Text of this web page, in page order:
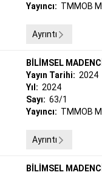
Yayıncı: TMMOB
Ayrıntı
BİLİMSEL
Yayın Tarihi: 2024
Yıl: 2024
Sayı: 63/1
Yayıncı: TMMOB
Ayrıntı
BİLİMSEL